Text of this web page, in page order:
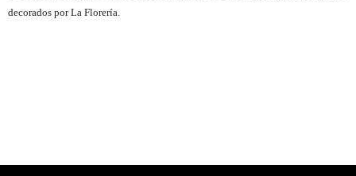
decorados por La Florería.